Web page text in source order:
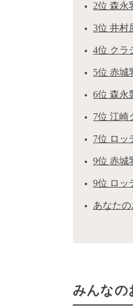
2位 森永
3位 井村
4位 クラ
5位 赤城
6位 森永
7位 江崎
7位 ロッ
9位 赤城
9位 ロッ
あなた
みんなの